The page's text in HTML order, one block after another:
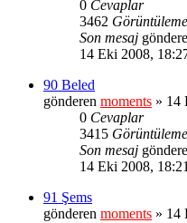
0 Cevaplar
3462 Görüntüleme
Son mesaj
14 Eki 2008,
90 Beled
gönderen moments » 14
0 Cevaplar
3415 Görüntüleme
Son mesaj
14 Eki 2008, 18:21
91 Şems
gönderen moments » 14